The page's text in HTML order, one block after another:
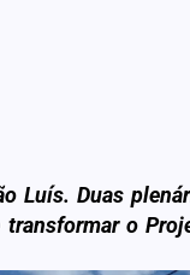
Luís. Duas
o